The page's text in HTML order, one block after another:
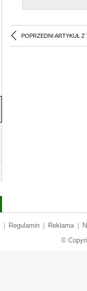
POPRZEDNI ARTYKUŁ Z
Regulamin Reklama
©